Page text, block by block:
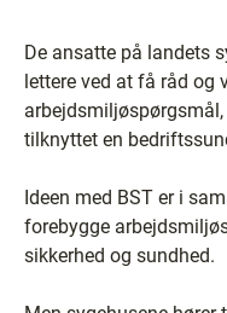
De ansatte på landets
lettere ved at få råd og
tilknyttet en
Ideen med BST er i
forebygge
sikkerhed og sundhed.